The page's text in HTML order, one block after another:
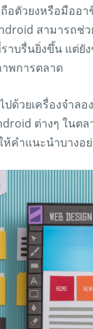
อตัวยงหรือมืออ
สามารถช่
าบรื่นยิ่งขึ้น แต่
พการตลาด
ปด้วยเครื่องจำ
ต่างๆ ใน
คำแนะนำบางอ